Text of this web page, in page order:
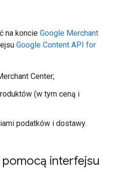
na koncie Google Merchant
Google Content API for
Center;
(w tym ceną i
podatków i dostawy.
interfejsu